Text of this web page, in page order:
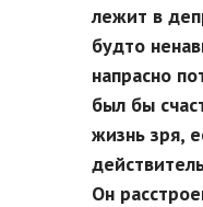
лежит в
будто
напрасно
был бы
жизнь зря,
Он